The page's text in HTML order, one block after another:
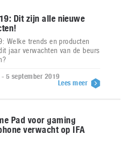
Dit zijn alle nieuwe
Welke trends en producten
jaar verwachten van de beurs
- 5 september 2019
Lees meer
Pad voor gaming
verwacht op IFA